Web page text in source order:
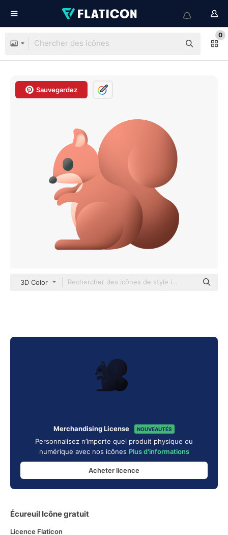
0
Sauvegardez
3D Color
Merchandising License NOUVEAUTÉS
Personnalisez n’importe quel produit physique ou
numérique avec nos icônes Plus d'informations
Acheter licence
Écureuil Icône gratuit
Licence Flaticon